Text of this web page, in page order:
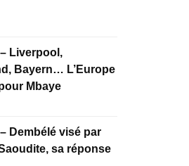
Liverpool,
Bayern… L’Europe
Mbaye
Dembélé visé par
Saoudite, sa réponse